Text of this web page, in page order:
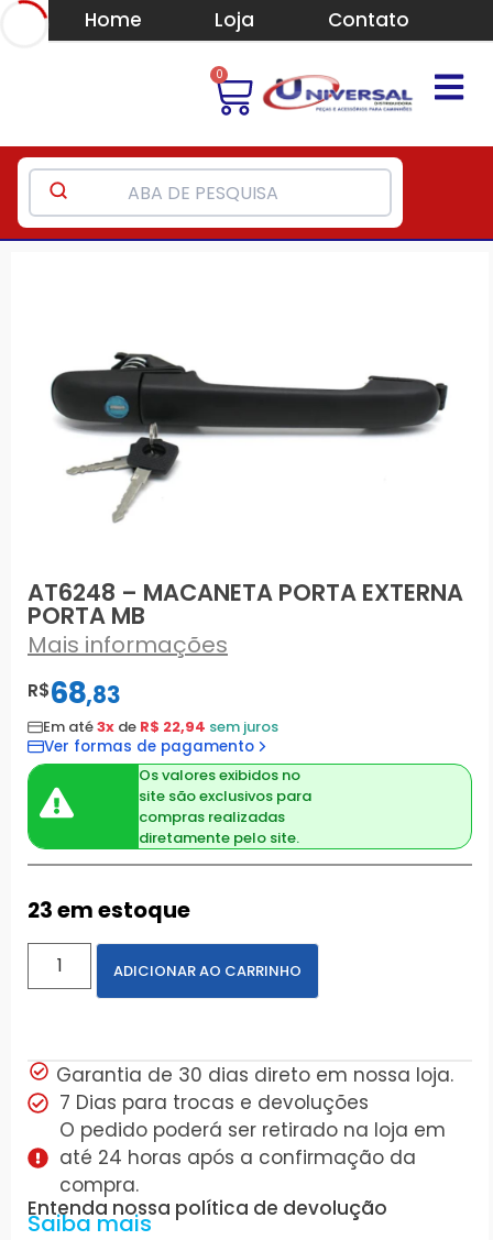
Home Loja Contato
0
AT6248 – MACANETA PORTA EXTERNA
PORTA MB
Mais informações
R$68,83
Em até3x de R$ 22,94 sem juros
Ver formas de pagamento
Os valores exibidos no
site são exclusivos para
compras realizadas
diretamente pelo site.
23 em estoque
ADICIONAR AO CARRINHO
Garantia de 30 dias direto em nossa loja.
7 Dias para trocas e devoluções
O pedido poderá ser retirado na loja em
até 24 horas após a confirmação da
compra.
Entenda nossa política de devolução
Saiba mais